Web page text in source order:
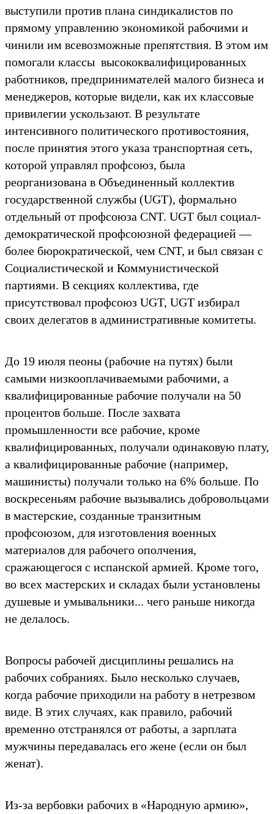
выступили против плана синдикалистов по
прямому управлению экономикой рабочими и
чинили им всевозможные препятствия. В этом им
помогали классы высококвалифицированных
работников, предпринимателей малого бизнеса и
менеджеров, которые видели, как их классовые
привилегии ускользают. В результате
интенсивного политического противостояния,
после принятия этого указа транспортная сеть,
которой управлял профсоюз, была
реорганизована в Объединенный коллектив
государственной службы (UGT), формально
отдельный от профсоюза CNT. UGT был социал-
демократической профсоюзной федерацией —
более бюрократической, чем CNT, и был связан с
Социалистической и Коммунистической
партиями. В секциях коллектива, где
присутствовал профсоюз UGT, UGT избирал
своих делегатов в административные комитеты.
До 19 июля пеоны (рабочие на путях) были
самыми низкооплачиваемыми рабочими, а
квалифицированные рабочие получали на 50
процентов больше. После захвата
промышленности все рабочие, кроме
квалифицированных, получали одинаковую плату,
а квалифицированные рабочие (например,
машинисты) получали только на 6% больше. По
воскресеньям рабочие вызывались добровольцами
в мастерские, созданные транзитным
профсоюзом, для изготовления военных
материалов для рабочего ополчения,
сражающегося с испанской армией. Кроме того,
во всех мастерских и складах были установлены
душевые и умывальники... чего раньше никогда
не делалось.
Вопросы рабочей дисциплины решались на
рабочих собраниях. Было несколько случаев,
когда рабочие приходили на работу в нетрезвом
виде. В этих случаях, как правило, рабочий
временно отстранялся от работы, а зарплата
мужчины передавалась его жене (если он был
женат).
Из-за вербовки рабочих в «Народную армию»,